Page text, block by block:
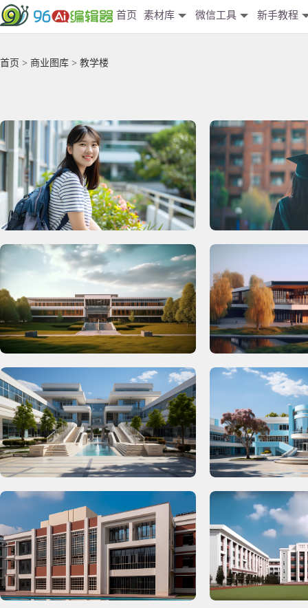
首页 素材库 微信工具 新手教程
首页 > 商业图库 > 教学楼